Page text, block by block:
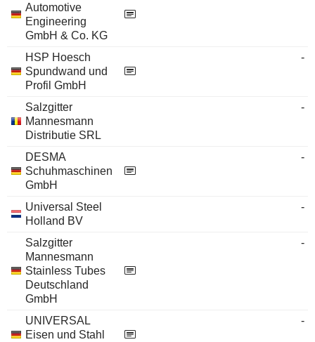
Automotive
Engineering
GmbH & Co. KG
HSP Hoesch
Spundwand und
Profil GmbH
-
Salzgitter
Mannesmann
Distributie SRL
-
DESMA
Schuhmaschinen
GmbH
-
Universal Steel
Holland BV
-
Salzgitter
Mannesmann
Stainless Tubes
Deutschland
GmbH
-
UNIVERSAL
Eisen und Stahl
-